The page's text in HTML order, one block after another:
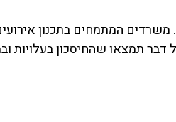
המתמחים בתכנון
תמצאו שהחיסכון בעלויות